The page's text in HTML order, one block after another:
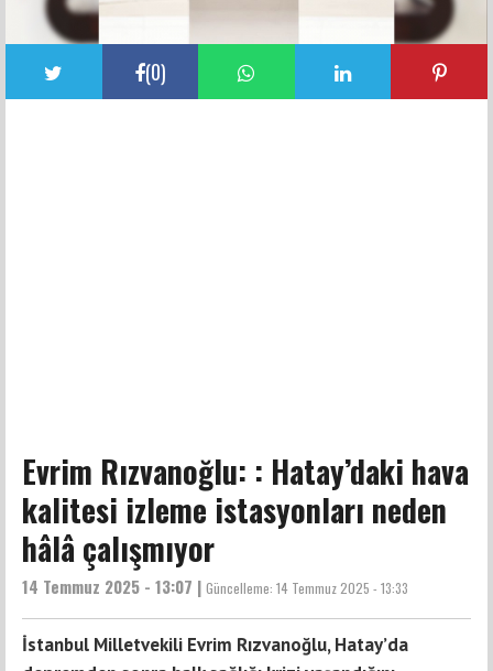
(0)
Evrim Rızvanoğlu: : Hatay’daki hava
kalitesi izleme istasyonları neden
hâlâ çalışmıyor
14 Temmuz 2025 - 13:07 | Güncelleme: 14 Temmuz 2025 - 13:33
İstanbul Milletvekili Evrim Rızvanoğlu, Hatay’da